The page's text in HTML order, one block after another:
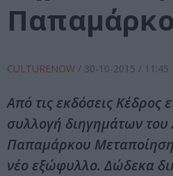
CULTURENOW / 30-10-2015 / 11:45
Από τις εκδόσεις
συλλογή διηγημάτων
Παπαμάρκου
νέο εξώφυλλο. Δώδεκα